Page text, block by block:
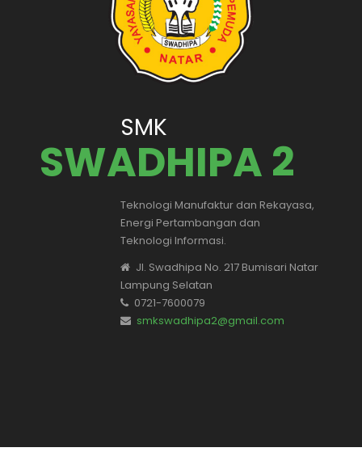
SMK
SWADHIPA 2
Teknologi Manufaktur dan Rekayasa,
Energi Pertambangan dan
Teknologi Informasi.
Jl. Swadhipa No. 217 Bumisari Natar
Lampung Selatan
0721-7600079
smkswadhipa2@gmail.com